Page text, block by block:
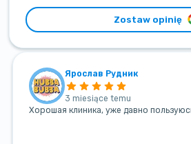
Zostaw opinię
Ярослав Рудник
3 miesiące temu
Хорошая клиника, уже давно